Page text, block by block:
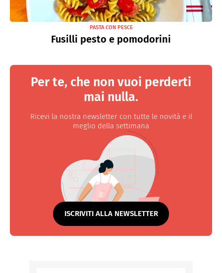
PASTA CON PESCE
Fusilli pesto e pomodorini
Per te, che non vuoi perderti
mai nulla.
Ricevi la nostra newsletter con tutte le novità e il
meglio della settimana
ISCRIVITI ALLA NEWSLETTER